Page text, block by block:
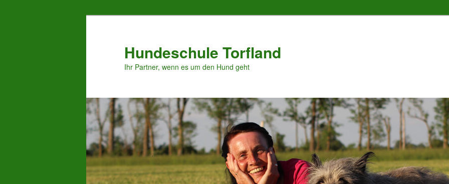
Hundeschule Torfland
Ihr Partner, wenn es um den Hund geht